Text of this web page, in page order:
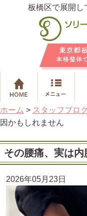
板橋区で展開し
ホーム > スタッフブロ
因かもしれません
その腰痛、実は
2026年05月23日